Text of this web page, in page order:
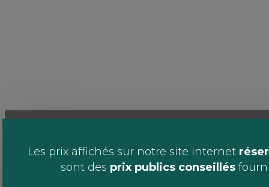
Les prix affichés sur notre site internet
sont des prix publics conseillés